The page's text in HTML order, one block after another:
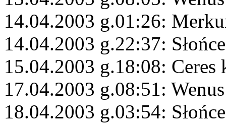
14.04.2003 g.01:26:
14.04.2003 g.22:37:
15.04.2003 g.18:08: Ceres
17.04.2003 g.08:51:
18.04.2003 g.03:54: